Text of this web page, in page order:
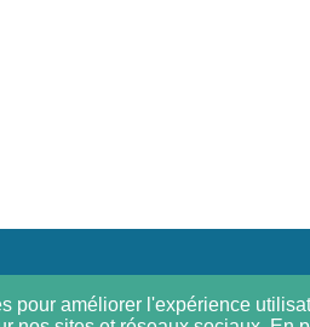
pour améliorer l'expérience